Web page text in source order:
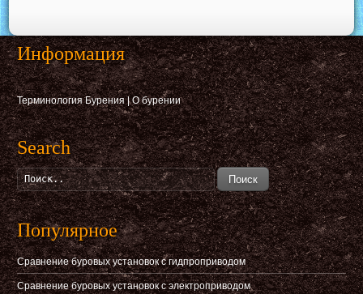
Информация
Терминология Бурения|О бурении
Search
Поиск
Популярное
Сравнение буровых установок с гидпроприводом
Сравнение буровых установок с электроприводом